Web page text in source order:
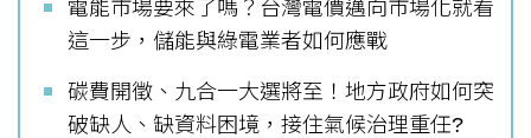
電能市場要來了嗎？台灣電價邁向市場化就看
這一步，儲能與綠電業者如何應戰
碳費開徵、九合一大選將至！地方政府如何突
破缺人、缺資料困境，接住氣候治理重任?